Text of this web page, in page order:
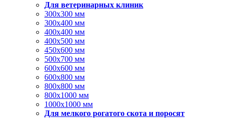
Для ветеринарных клиник
300х300 мм
300х400 мм
400х400 мм
400х500 мм
450х600 мм
500х700 мм
600х600 мм
600х800 мм
800х800 мм
800х1000 мм
1000х1000 мм
Для мелкого рогатого скота и поросят